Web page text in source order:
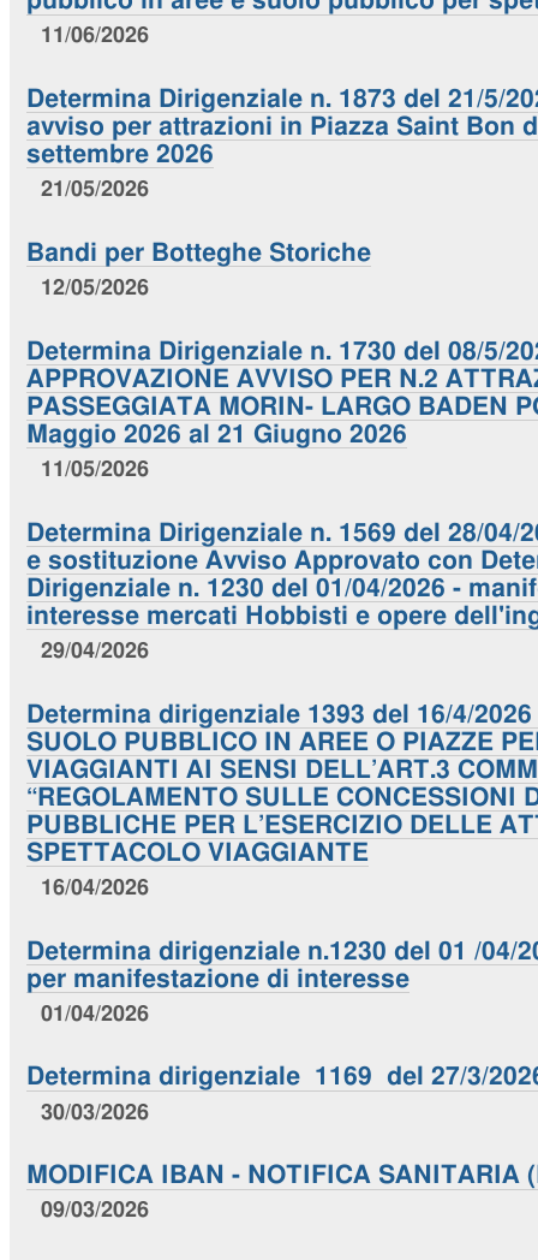
11/06/2026
Determina Dirigenziale n. 1873 del 21/5/
avviso per attrazioni in Piazza Saint Bon
settembre 2026
21/05/2026
Bandi per Botteghe Storiche
12/05/2026
Determina Dirigenziale n. 1730 del 08/5/
APPROVAZIONE AVVISO PER N.2
PASSEGGIATA MORIN- LARGO BADEN
Maggio 2026 al 21 Giugno 2026
11/05/2026
Determina Dirigenziale n. 1569 del 28/04/
e sostituzione Avviso Approvato con
Dirigenziale n. 1230 del 01/04/2026 -
interesse mercati Hobbisti e opere
29/04/2026
Determina dirigenziale 1393 del 16/4/2026
SUOLO PUBBLICO IN AREE O PIAZZE
VIAGGIANTI AI SENSI DELL’ART.3
“REGOLAMENTO SULLE CONCESSIONI
PUBBLICHE PER L’ESERCIZIO DELLE
SPETTACOLO VIAGGIANTE
16/04/2026
Determina dirigenziale n.1230 del 01 /04/
per manifestazione di interesse
01/04/2026
Determina dirigenziale 1169 del 27/3/
30/03/2026
MODIFICA IBAN - NOTIFICA SANITARIA
09/03/2026